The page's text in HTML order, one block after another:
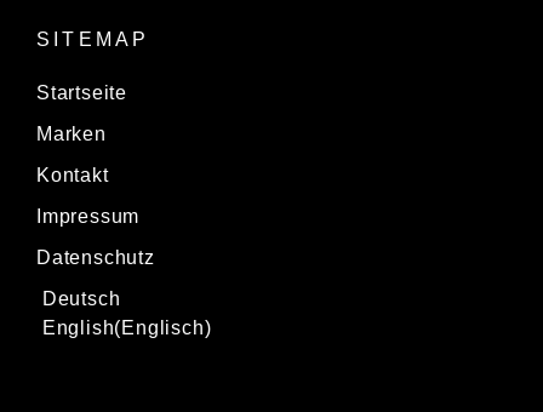
SITEMAP
Startseite
Marken
Kontakt
Impressum
Datenschutz
Deutsch
English(Englisch)